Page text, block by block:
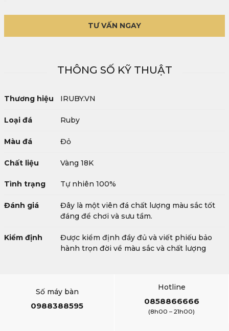
TƯ VẤN NGAY
THÔNG SỐ KỸ THUẬT
Thương hiệu IRUBY.VN
Loại đá Ruby
Màu đá Đỏ
Chất liệu Vàng 18K
Tình trạng Tự nhiên 100%
Đánh giá
Đây là một viên đá chất lượng màu sắc tốt
đáng để chơi và sưu tầm.
Kiểm định
Được kiểm định đầy đủ và viết phiếu bảo
hành trọn đời về màu sắc và chất lượng
Số máy bàn
0988388595
Hotline
0858866666
(8h00 – 21h00)